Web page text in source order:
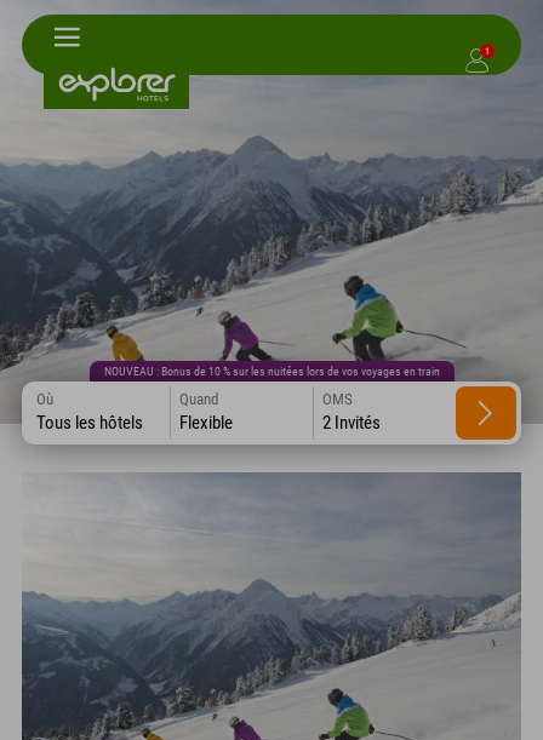
1
NOUVEAU : Bonus de 10 % sur les nuitées lors de vos voyages en train
Où
Tous les hôtels
Quand
Flexible
OMS
2 Invités